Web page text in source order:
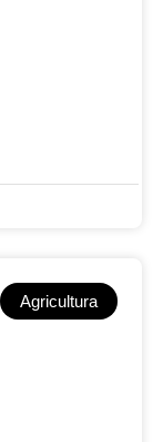
Agricultura